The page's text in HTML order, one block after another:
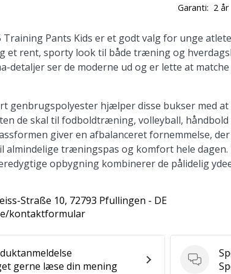
Garanti: 2 år
Training Pants Kids er et godt valg for unge
et rent, sporty look til både træning og
detaljer ser de moderne ud og er lette at
genbrugspolyester hjælper disse bukser med
de skal til fodboldtræning, volleyball,
giver en afbalanceret fornemmelse,
almindelige træningspas og komfort hele
opbygning kombinerer de pålidelig
Straße 10, 72793 Pfullingen - DE
kontaktformular
gerne læse din mening